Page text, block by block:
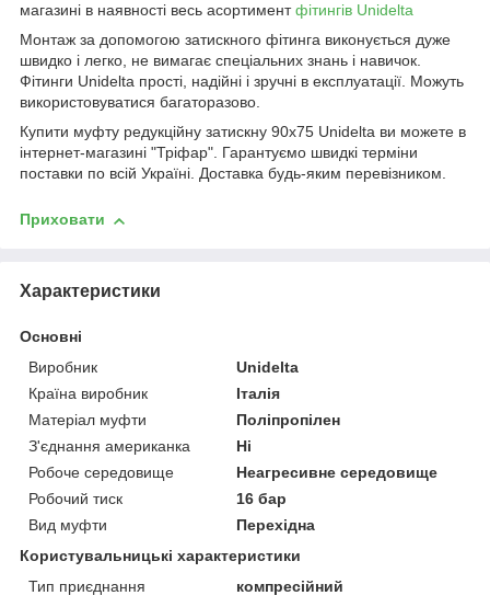
магазині в наявності весь асортиментфітингів Unidelta
Монтаж за допомогою затискного фітинга виконується дуже
швидко і легко, не вимагає спеціальних знань і навичок.
Фітинги Unidelta прості, надійні і зручні в експлуатації. Можуть
використовуватися багаторазово.
Купити муфту редукційну затискну 90х75 Unidelta ви можете в
інтернет-магазині "Тріфар". Гарантуємо швидкі терміни
поставки по всій Україні. Доставка будь-яким перевізником.
Приховати
Характеристики
Основні
Виробник
Unidelta
Країна виробник
Італія
Матеріал муфти
Поліпропілен
З'єднання американка
Ні
Робоче середовище
Неагресивне середовище
Робочий тиск
16 бар
Вид муфти
Перехідна
Користувальницькі характеристики
Тип приєднання
компресійний